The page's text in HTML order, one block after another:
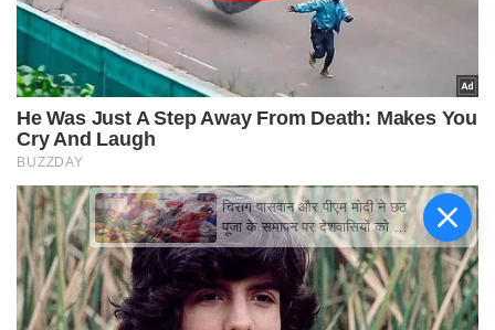
चिराग पासवान और पीएम मोदी ने छठ
पूजा के समापन पर देशवासियों को दी
शुभकामनाएं, छठी मैया से देश की
समृद्धि की कामना की